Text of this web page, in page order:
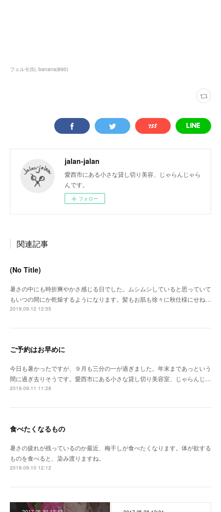
フェルモ(5) banana(890)
jalan-jalan
愛西市にある小さな貸し切り美容、じゃらんじゃら
んです。
フォロー
関連記事
(No Title)
暑さの中にも時折爽やかさ感じる日でした。ムシムシしていると思っていて
もいつの間にか乾燥するようになります。髪もお肌も徐々に秋仕様にせね…
2019.09.12 12:55
ご予約はお早めに
今日も暑かったですが、９月も三分の一が過ぎました。年末まであっという
間に過ぎ去りそうです。愛西市にある小さな貸し切り美容室、じゃらんじ…
2019.09.11 11:28
食べたくなるもの
暑さの疲れが残っているのか最近、梅干しが食べたくなります。体が欲する
ものを食べると、染み渡りますね。
2019.09.10 12:12